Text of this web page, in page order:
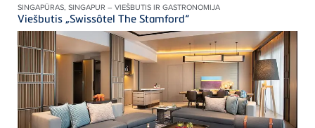
SINGAPŪRAS, SINGAPUR – VIEŠBUTIS IR GASTRONOMIJA
Viešbutis „Swissôtel The Stamford“